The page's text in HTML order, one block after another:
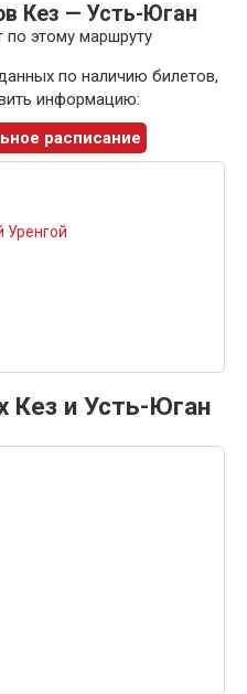
Кез — Усть-Юган
по этому маршруту
по наличию билетов,
информацию:
расписание
Уренгой
Кез и Усть-Юган